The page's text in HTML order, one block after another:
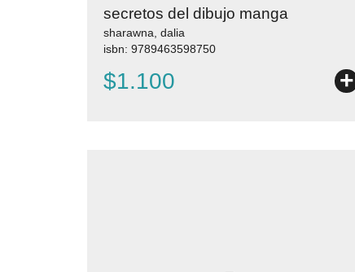
secretos del dibujo manga
sharawna, dalia
isbn: 9789463598750
$1.100 +